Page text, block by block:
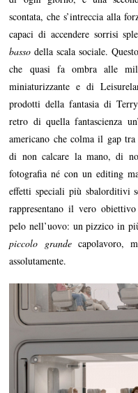
scontata, che s’intreccia alla
capaci di accendere sorrisi
basso della scala sociale.
che quasi fa ombra alle
miniaturizzante e di
prodotti della fantasia di
retro di quella fantascienza
americano che colma il gap
di non calcare la mano, di
fotografia né con un editing
effetti speciali più sbalorditivi
rappresentano il vero
pelo nell’uovo: un pizzico in
piccolo grandecapolavoro,
assolutamente.